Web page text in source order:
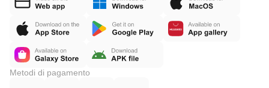
Metodi di pagamento